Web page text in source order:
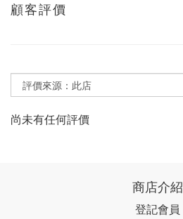
顧客評價
尚未有任何評價
商店介紹
登記會員